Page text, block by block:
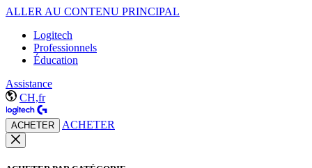
ALLER AU CONTENU PRINCIPAL
Logitech
Professionnels
Éducation
Assistance
CH,fr
ACHETER ACHETER